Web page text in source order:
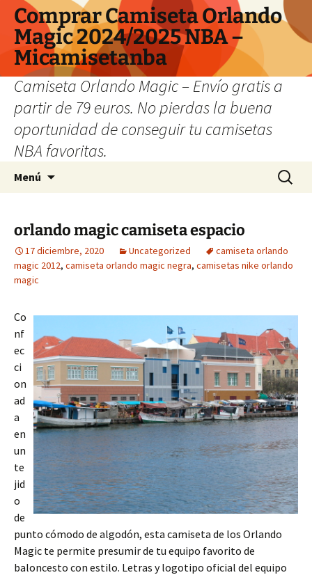
Comprar Camiseta Orlando
Magic 2024/2025 NBA –
Micamisetanba
Camiseta Orlando Magic – Envío gratis a
partir de 79 euros. No pierdas la buena
oportunidad de conseguir tu camisetas
NBA favoritas.
Menú Buscar:
orlando magic camiseta espacio
17 diciembre, 2020 Uncategorized
camiseta orlando
magic 2012, camiseta orlando magic negra, camisetas nike orlando
magic
Co
nf
ec
ci
on
ad
a
en
un
te
jid
o
de
punto cómodo de algodón, esta camiseta de los Orlando
Magic te permite presumir de tu equipo favorito de
baloncesto con estilo. Letras y logotipo oficial del equipo